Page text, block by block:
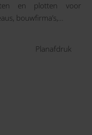
en plotten voor
bouwfirma’s,…
Planafdruk